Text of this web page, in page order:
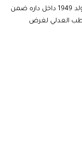
وأشار إلى”حادث آخر، بوفاة مشتبه بها لرجل تولد 1949 داخل داره ضمن
العدلي لغرض